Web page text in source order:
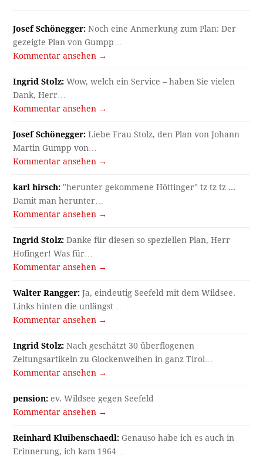
Josef Schönegger: Noch eine Anmerkung zum Plan: Der
gezeigte Plan von Gumpp…
Kommentar ansehen →
Ingrid Stolz: Wow, welch ein Service – haben Sie vielen
Dank, Herr…
Kommentar ansehen →
Josef Schönegger: Liebe Frau Stolz, den Plan von Johann
Martin Gumpp von…
Kommentar ansehen →
karl hirsch: "herunter gekommene Höttinger" tz tz tz ...
Damit man herunter…
Kommentar ansehen →
Ingrid Stolz: Danke für diesen so speziellen Plan, Herr
Hofinger! Was für…
Kommentar ansehen →
Walter Rangger: Ja, eindeutig Seefeld mit dem Wildsee.
Links hinten die unlängst…
Kommentar ansehen →
Ingrid Stolz: Nach geschätzt 30 überflogenen
Zeitungsartikeln zu Glockenweihen in ganz Tirol…
Kommentar ansehen →
pension: ev. Wildsee gegen Seefeld
Kommentar ansehen →
Reinhard Kluibenschaedl: Genauso habe ich es auch in
Erinnerung, ich kam 1964…